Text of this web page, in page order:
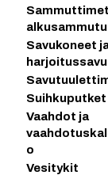
Savukoneet
Suihkuputket
Vaahdot ja
o
Vesitykit